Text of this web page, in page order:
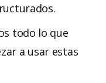
todo lo que
a usar estas